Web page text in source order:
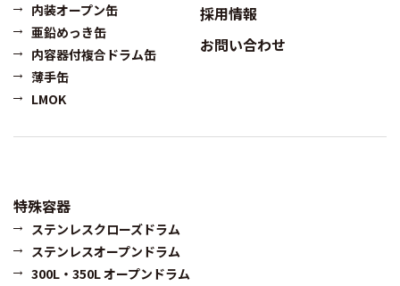
内装オープン缶
亜鉛めっき缶
内容器付複合ドラム缶
薄手缶
LMOK
特殊容器
ステンレスクローズドラム
ステンレスオープンドラム
300L・350L オープンドラム
採用情報
お問い合わせ